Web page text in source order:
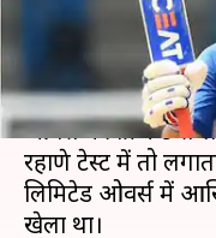
भारतीय टेस्ट टीम के
ओवर्स की क्रिकेट से
रहाणे टेस्ट में तो
लिमिटेड ओवर्स में